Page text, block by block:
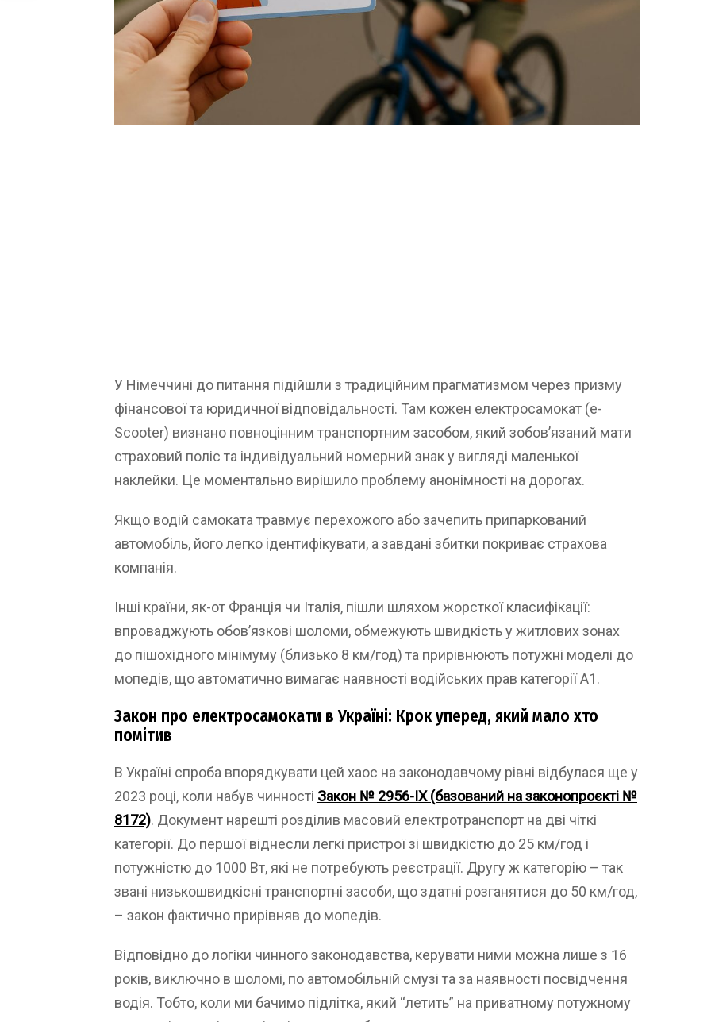
У Німеччині до питання підійшли з традиційним прагматизмом через призму
фінансової та юридичної відповідальності. Там кожен електросамокат (e-
Scooter) визнано повноцінним транспортним засобом, який зобов’язаний мати
страховий поліс та індивідуальний номерний знак у вигляді маленької
наклейки. Це моментально вирішило проблему анонімності на дорогах.
Якщо водій самоката травмує перехожого або зачепить припаркований
автомобіль, його легко ідентифікувати, а завдані збитки покриває страхова
компанія.
Інші країни, як-от Франція чи Італія, пішли шляхом жорсткої класифікації:
впроваджують обов’язкові шоломи, обмежують швидкість у житлових зонах
до пішохідного мінімуму (близько 8 км/год) та прирівнюють потужні моделі до
мопедів, що автоматично вимагає наявності водійських прав категорії А1.
Закон про електросамокати в Україні: Крок уперед, який мало хто
помітив
В Україні спроба впорядкувати цей хаос на законодавчому рівні відбулася ще у
2023 році, коли набув чинності Закон № 2956-IX (базований на законопроєкті №
8172). Документ нарешті розділив масовий електротранспорт на дві чіткі
категорії. До першої віднесли легкі пристрої зі швидкістю до 25 км/год і
потужністю до 1000 Вт, які не потребують реєстрації. Другу ж категорію – так
звані низькошвидкісні транспортні засоби, що здатні розганятися до 50 км/год,
– закон фактично прирівняв до мопедів.
Відповідно до логіки чинного законодавства, керувати ними можна лише з 16
років, виключно в шоломі, по автомобільній смузі та за наявності посвідчення
водія. Тобто, коли ми бачимо підлітка, який “летить” на приватному потужному